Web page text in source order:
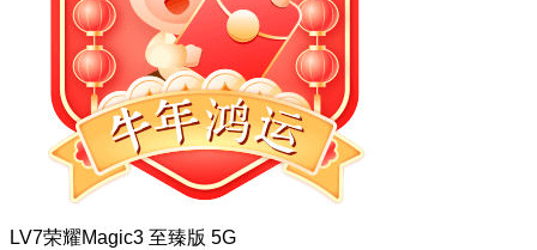
LV7荣耀Magic3 至臻版 5G